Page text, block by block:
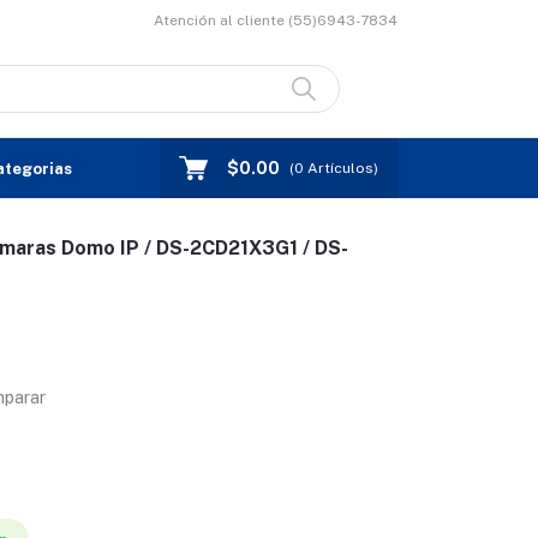
Atención al cliente (55)6943-7834
$0.00 (0 Artículos)
Domo IP / DS-2CD21X3G1 / DS-